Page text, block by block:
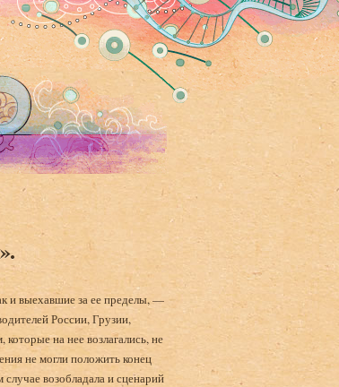
и выехавшие за ее пределы, —
России, Грузии,
на нее возлагались, не
не могли положить конец
возобладала и сценарий